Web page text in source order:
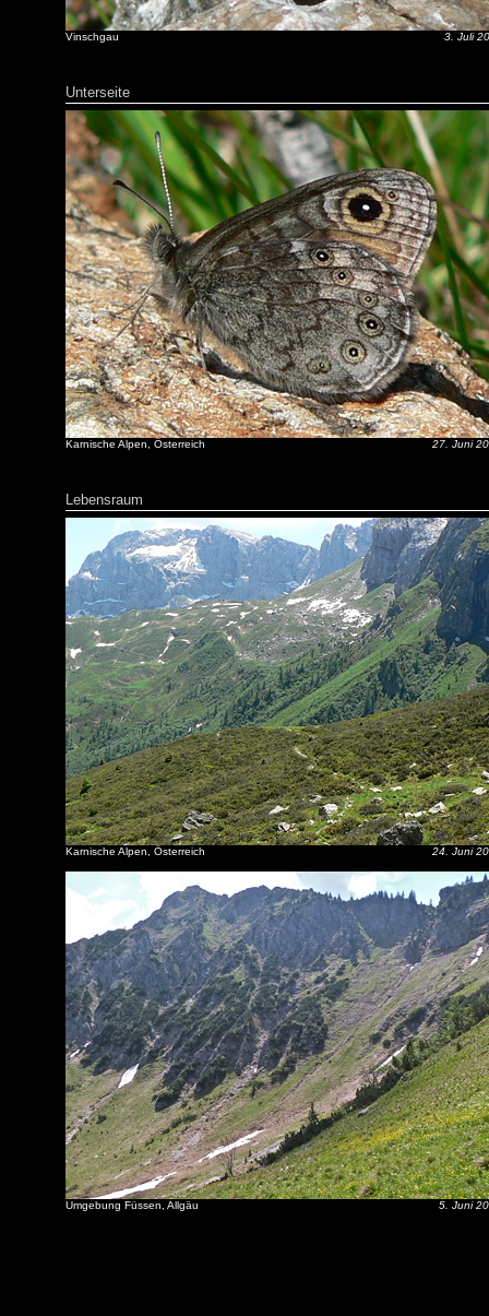
Vinschgau 3. Juli
Unterseite
Karnische Alpen, Österreich 27. Juni
Lebensraum
Karnische Alpen, Österreich 24. Juni
Umgebung Füssen, Allgäu 5. Juni